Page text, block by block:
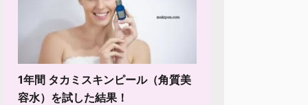
1年間 タカミスキンピール（角質美
容水）を試した結果！